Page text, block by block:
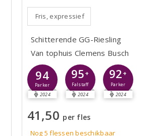
Fris, expressief
Schitterende GG-Riesling
Van tophuis Clemens Busch
94
Parker
2024
95+
Falstaff
2024
92+
Parker
2024
41,50 per fles
Nog 5 flessenbeschikbaar